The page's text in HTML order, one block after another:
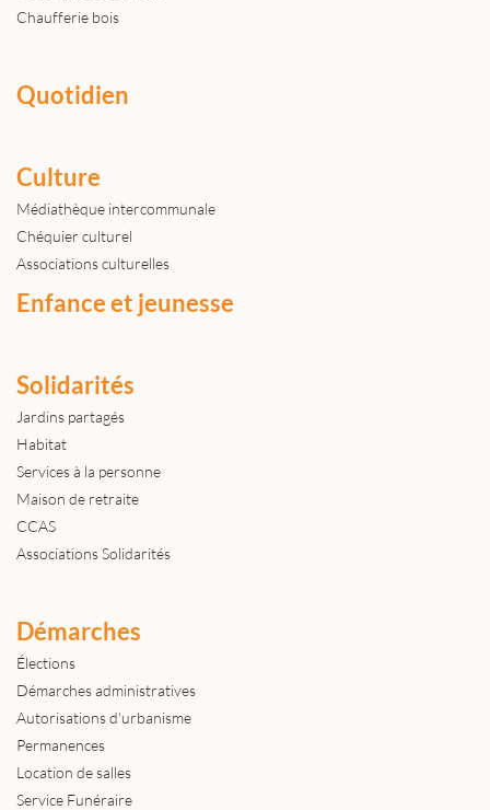
Chaufferie bois
Quotidien
Culture
Médiathèque intercommunale
Chéquier culturel
Associations culturelles
Enfance et jeunesse
Solidarités
Jardins partagés
Habitat
Services à la personne
Maison de retraite
CCAS
Associations Solidarités
Démarches
Élections
Démarches administratives
Autorisations d'urbanisme
Permanences
Location de salles
Service Funéraire